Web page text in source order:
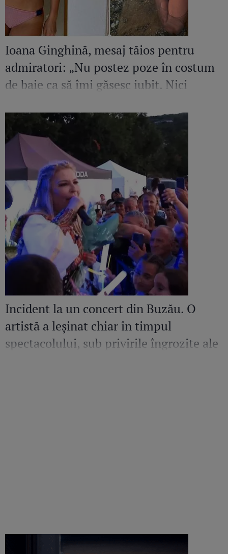
Ioana Ginghină, mesaj tăios pentru
admiratori: „Nu postez poze în costum
de baie ca să îmi găsesc iubit. Nici
Incident la un concert din Buzău. O
artistă a leșinat chiar în timpul
spectacolului, sub privirile îngrozite ale